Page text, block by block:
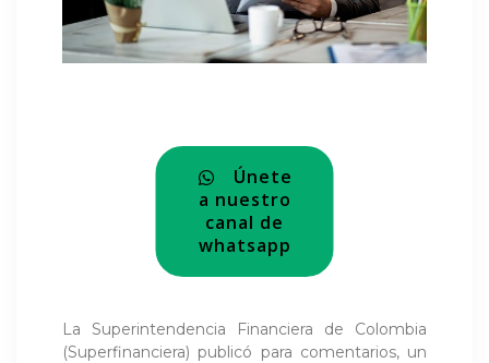
Únete
a nuestro
canal de
whatsapp
La Superintendencia Financiera de Colombia
(Superfinanciera) publicó para comentarios, un